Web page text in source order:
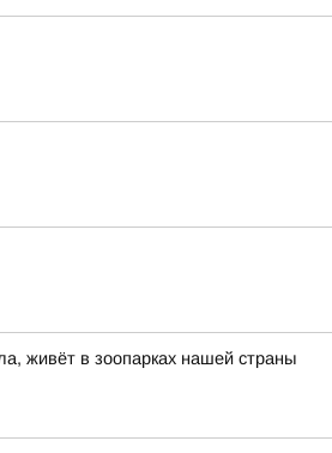
живёт в зоопарках нашей страны